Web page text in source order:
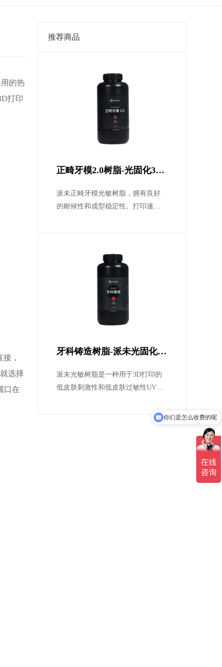
的热
打印
，
选择
口在
推荐商品
正畸牙模2.0树脂-光固化3D
打印树脂耗材
派未正畸牙模光敏树脂，拥有良好
的耐候性和成型稳定性。打印速度
牙科铸造树脂-派未光固化
派未光敏树脂是一种用于3D打印的
低皮肤刺激性和低皮肤过敏性UV固
你们是怎么收费的呢